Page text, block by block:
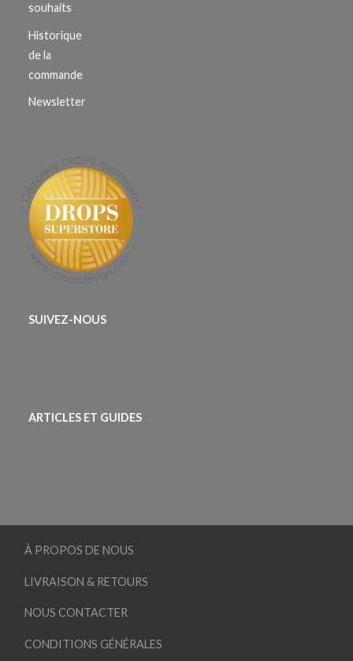
souhaits
Historique
de la
commande
Newsletter
SUIVEZ-NOUS
ARTICLES ET GUIDES
À PROPOS DE NOUS
LIVRAISON & RETOURS
NOUS CONTACTER
CONDITIONS GÉNÉRALES